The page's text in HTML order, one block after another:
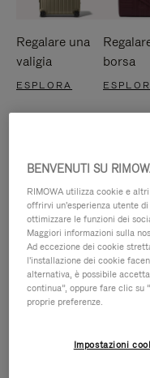
Regalare una
valigia
ESPLORA
borsa
BENVENUTI SU
RIMOWA utilizza cookie e
offrirvi un'esperienza utente
ottimizzare le funzioni dei
Maggiori informazioni sulla
Ad eccezione dei cookie
l'installazione dei cookie
alternativa, è possibile
continua”, oppure fare clic su
proprie preferenze.
Impostazioni